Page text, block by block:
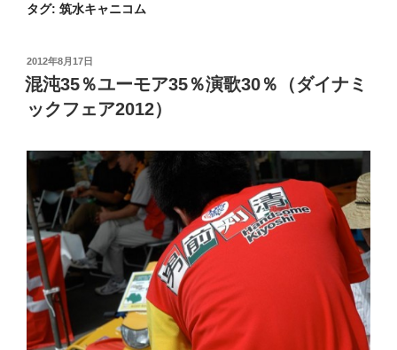
タグ: 筑水キャニコム
投
稿
日:
2012年8月17日
混沌35％ユーモア35％演歌30％（ダイナミ
ックフェア2012）